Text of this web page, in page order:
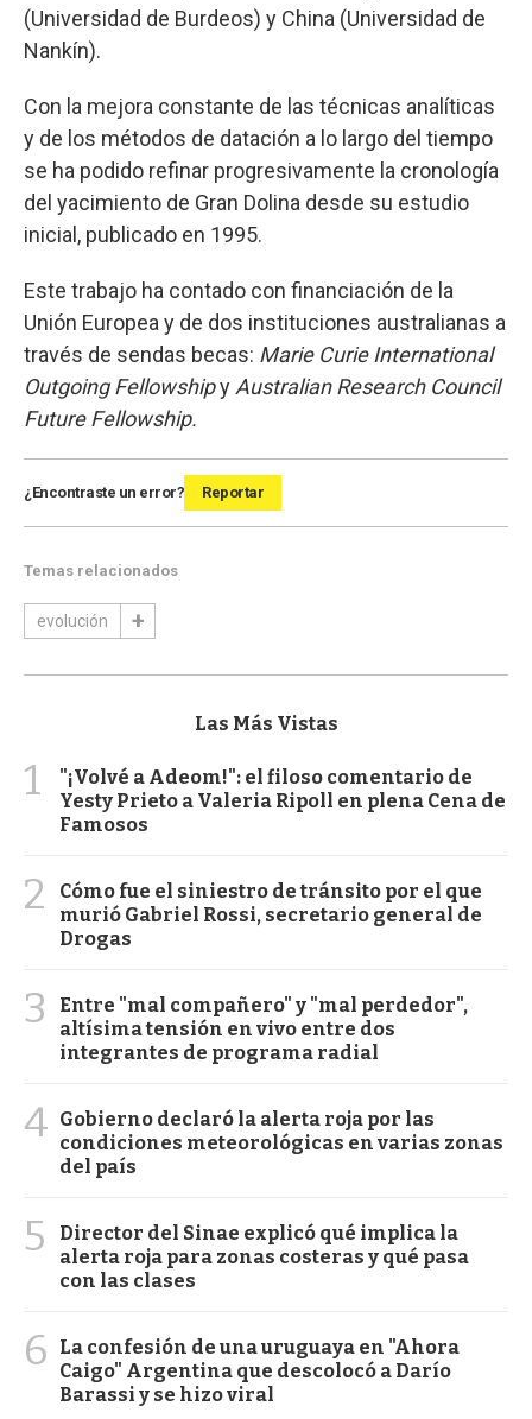
(Universidad de Burdeos) y China (Universidad de
Nankín).
Con la mejora constante de las técnicas analíticas
y de los métodos de datación a lo largo del tiempo
se ha podido refinar progresivamente la cronología
del yacimiento de Gran Dolina desde su estudio
inicial, publicado en 1995.
Este trabajo ha contado con financiación de la
Unión Europea y de dos instituciones australianas a
través de sendas becas: Marie Curie International
Outgoing Fellowshipy Australian Research Council
Future Fellowship.
¿Encontraste un error? Reportar
Temas relacionados
evolución
Las Más Vistas
1
"¡Volvé a Adeom!": el filoso comentario de
Yesty Prieto a Valeria Ripoll en plena Cena de
Famosos
2
Cómo fue el siniestro de tránsito por el que
murió Gabriel Rossi, secretario general de
Drogas
3
Entre "mal compañero" y "mal perdedor",
altísima tensión en vivo entre dos
integrantes de programa radial
4 Gobierno declaró la alerta roja por las
condiciones meteorológicas en varias zonas
del país
5
Director del Sinae explicó qué implica la
alerta roja para zonas costeras y qué pasa
con las clases
6
La confesión de una uruguaya en "Ahora
Caigo" Argentina que descolocó a Darío
Barassi y se hizo viral